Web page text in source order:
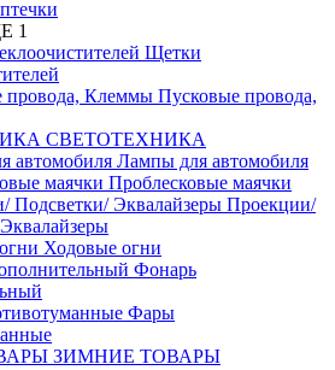
1
Щетки
Пусковые провода,
СВЕТОТЕХНИКА
Лампы для автомобиля
Проблесковые маячки
Проекции/
Ходовые огни
Фонарь
Фары
ЗИМНИЕ ТОВАРЫ